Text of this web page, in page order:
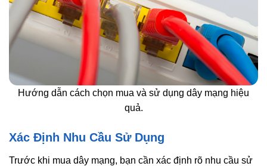
Hướng dẫn cách chọn mua và sử dụng dây mạng hiệu
quả.
Xác Định Nhu Cầu Sử Dụng
Trước khi mua dây mạng, bạn cần xác định rõ nhu cầu sử